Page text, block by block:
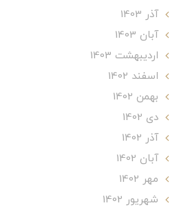
آذر 1403
آبان 1403
ارديبهشت 1403
اسفند 1402
بهمن 1402
دی 1402
آذر 1402
آبان 1402
مهر 1402
شهریور 1402